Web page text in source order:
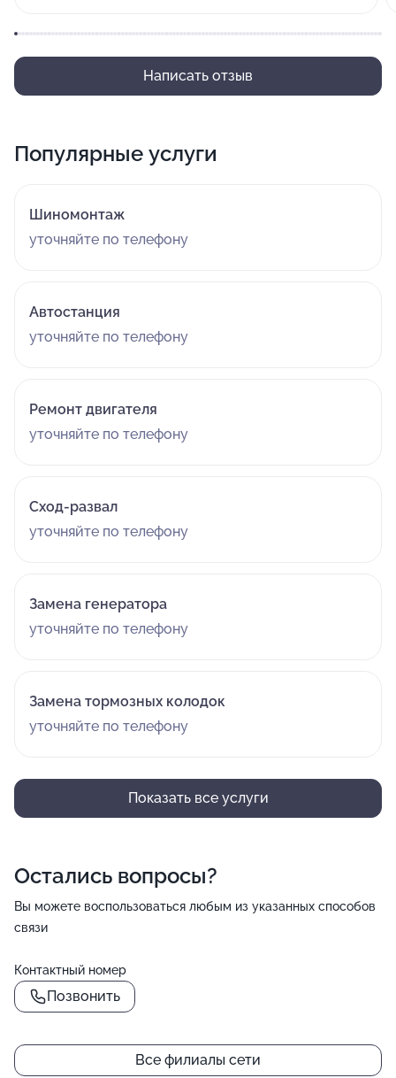
Написать отзыв
Популярные услуги
Шиномонтаж
уточняйте по телефону
Автостанция
уточняйте по телефону
Ремонт двигателя
уточняйте по телефону
Сход-развал
уточняйте по телефону
Замена генератора
уточняйте по телефону
Замена тормозных колодок
уточняйте по телефону
Показать все услуги
Остались вопросы?
Вы можете воспользоваться любым из указанных способов
связи
Контактный номер
Позвонить
Все филиалы сети